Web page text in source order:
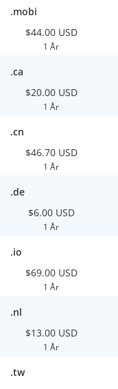
.mobi
$44.00 USD
1 År
.ca
$20.00 USD
1 År
.cn
$46.70 USD
1 År
.de
$6.00 USD
1 År
.io
$69.00 USD
1 År
.nl
$13.00 USD
1 År
.tw